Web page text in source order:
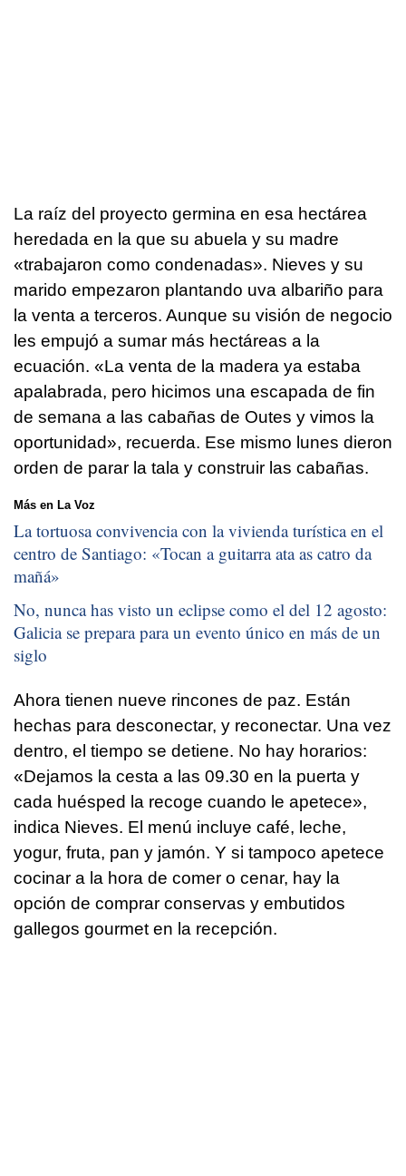
La raíz del proyecto germina en esa hectárea
heredada en la que su abuela y su madre
«trabajaron como condenadas». Nieves y su
marido empezaron plantando uva albariño para
la venta a terceros. Aunque su visión de negocio
les empujó a sumar más hectáreas a la
ecuación. «La venta de la madera ya estaba
apalabrada, pero hicimos una escapada de fin
de semana a las cabañas de Outes y vimos la
oportunidad», recuerda. Ese mismo lunes dieron
orden de parar la tala y construir las cabañas.
Más en La Voz
La tortuosa convivencia con la vivienda turística en el
centro de Santiago: «Tocan a guitarra ata as catro da
mañá»
No, nunca has visto un eclipse como el del 12 agosto:
Galicia se prepara para un evento único en más de un
siglo
Ahora tienen nueve rincones de paz. Están
hechas para desconectar, y reconectar. Una vez
dentro, el tiempo se detiene. No hay horarios:
«Dejamos la cesta a las 09.30 en la puerta y
cada huésped la recoge cuando le apetece»,
indica Nieves. El menú incluye café, leche,
yogur, fruta, pan y jamón. Y si tampoco apetece
cocinar a la hora de comer o cenar, hay la
opción de comprar conservas y embutidos
gallegos gourmet en la recepción.